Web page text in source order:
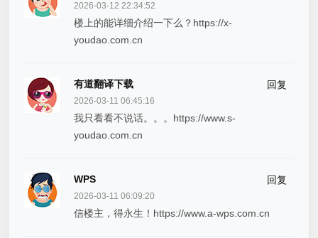
2026-03-12 22:34:52
楼上的能详细介绍一下么？https://x-
youdao.com.cn
有道翻译下载 回复
2026-03-11 06:45:16
我只看看不说话。。。https://www.s-
youdao.com.cn
WPS 回复
2026-03-11 06:09:20
信楼主，得永生！https://www.a-wps.com.cn